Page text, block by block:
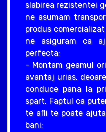
slabirea rezistentei
ne asumam
produs
ne asiguram ca
perfecta;
- Montam geamul
avantaj urias,
conduce pana la
spart. Faptul ca
te afli te poate
bani;